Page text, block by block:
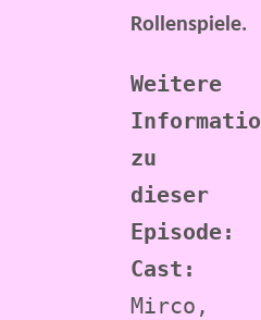
Rollenspiele.
Weitere
zu
dieser
Episode:
Cast:
Mirco,